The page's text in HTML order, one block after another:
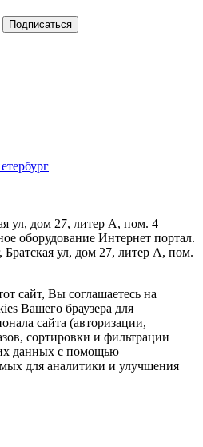
ул, дом 27, литер А, пом. 4
оборудование Интернет портал.
Братская ул, дом 27, литер А, пом.
сайт, Вы соглашаетесь на
Вашего браузера для
сайта (авторизации,
сортировки и фильтрации
данных с помощью
для аналитики и улучшения